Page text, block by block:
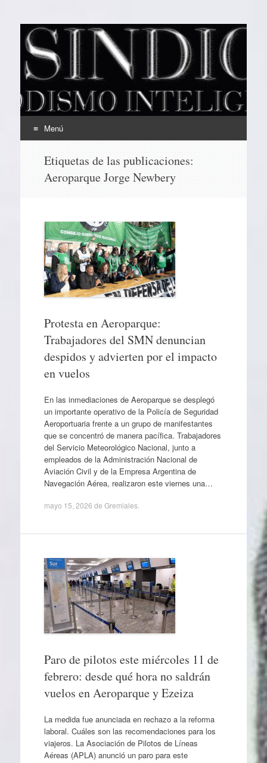
EL SINDICAL
Periodismo Inteligente
Menú
contenido
Etiquetas de las publicaciones:
Aeroparque Jorge Newbery
Protesta en Aeroparque:
Trabajadores del SMN denuncian
despidos y advierten por el impacto
en vuelos
En las inmediaciones de Aeroparque se desplegó
un importante operativo de la Policía de Seguridad
Aeroportuaria frente a un grupo de manifestantes
que se concentró de manera pacífica. Trabajadores
del Servicio Meteorológico Nacional, junto a
empleados de la Administración Nacional de
Aviación Civil y de la Empresa Argentina de
Navegación Aérea, realizaron este viernes una…
mayo 15, 2026 de Gremiales.
Paro de pilotos este miércoles 11 de
febrero: desde qué hora no saldrán
vuelos en Aeroparque y Ezeiza
La medida fue anunciada en rechazo a la reforma
laboral. Cuáles son las recomendaciones para los
viajeros. La Asociación de Pilotos de Líneas
Aéreas (APLA) anunció un paro para este